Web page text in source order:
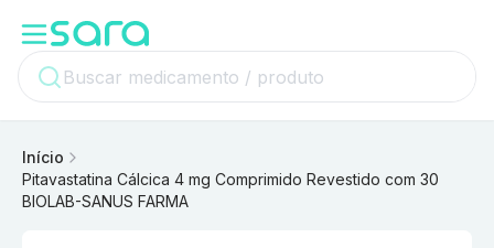
Início
Pitavastatina Cálcica 4 mg Comprimido Revestido com 30
BIOLAB-SANUS FARMA